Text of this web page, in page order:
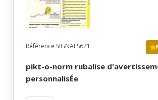
Référence SIGNALS621
pikt-o-norm rubalise
personnalisÉe